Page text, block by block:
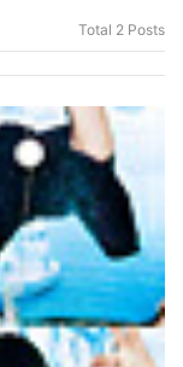
Total 2 Posts